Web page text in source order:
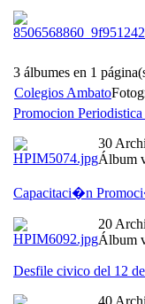
3 álbumes en 1
Colegios Ambato
Promocion
30
Álbum
Capacitaci�n
20
Álbum
Desfile civico del 12
40